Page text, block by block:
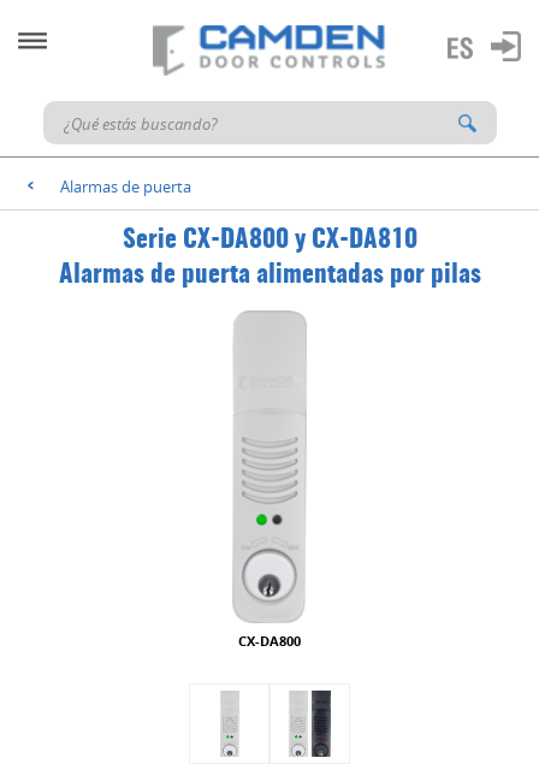
< Alarmas de puerta
Serie CX-DA800 y CX-DA810
Alarmas de puerta alimentadas por pilas
CX-DA800